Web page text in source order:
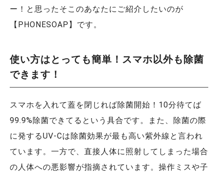
ー！と思ったそこのあなたにご紹介したいのが
【PHONESOAP】です。
使い方はとっても簡単！スマホ以外も除菌
できます！
スマホを入れて蓋を閉じれば除菌開始！10分待てば
99.9%除菌できてるという具合です。また、除菌の際
に発するUV-Cは除菌効果が最も高い紫外線と言われ
ています。一方で、直接人体に照射してしまった場合
の人体への悪影響が指摘されています。操作ミスや子